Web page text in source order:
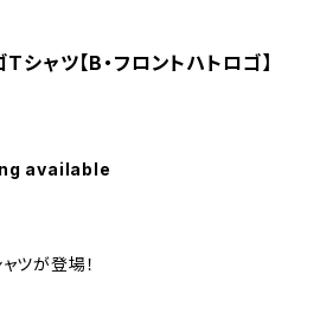
ャツ【B・フロントハトロゴ】
available
ツが登場！